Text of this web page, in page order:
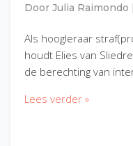
Door Julia Raimondo
Als hoogleraar
houdt Elies van
de berechting van
Lees verder »